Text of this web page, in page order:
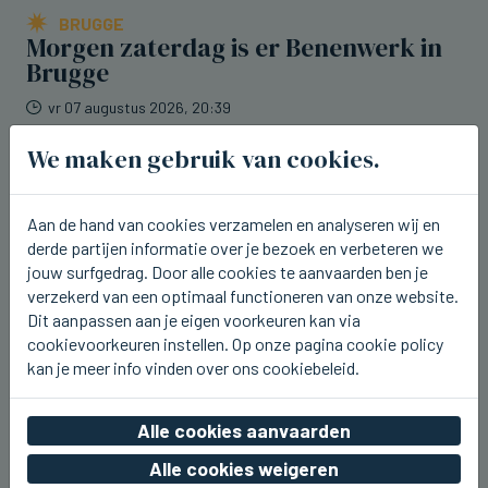
BRUGGE
Morgen zaterdag is er Benenwerk in
Brugge
vr 07 augustus 2026, 20:39
We maken gebruik van cookies.
Aan de hand van cookies verzamelen en analyseren wij en
derde partijen informatie over je bezoek en verbeteren we
jouw surfgedrag. Door alle cookies te aanvaarden ben je
verzekerd van een optimaal functioneren van onze website.
Dit aanpassen aan je eigen voorkeuren kan via
cookievoorkeuren instellen. Op onze pagina cookie policy
kan je meer info vinden over ons cookiebeleid.
Alle cookies aanvaarden
Alle cookies weigeren